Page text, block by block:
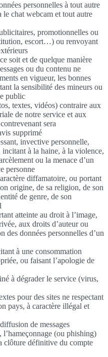
personnelles à tout autre
le chat webcam et tout autre
promotionnelles ou
escort…) ou renvoyant
soit et de quelque manière
ou du contenu ne
en vigueur, les bonnes
la sensibilité des mineurs ou
public
textes, vidéos) contraire aux
de notre service et aux
sera
supprimé
invective personnelle,
à la haine, à la violence,
ou la menace d’un
personne
diffamatoire, ou portant
origine, de sa religion, de son
de genre, de son
atteinte au droit à l’image,
aux droits d’auteur ou
des données personnelles d’un
à une consommation
ou faisant l’apologie de
à dégrader le service (virus,
pour des sites ne respectant
pays, à caractère illégal et
de messages
(ou phishing)
clôture définitive du compte